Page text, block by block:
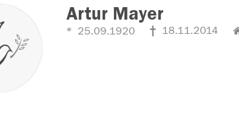
Artur Mayer
25.09.1920 18.11.2014